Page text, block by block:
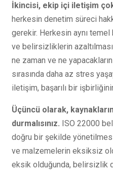
İkincisi, ekip içi iletişim
herkesin denetim süreci
gerekir. Herkesin aynı temel
ve belirsizliklerin
ne zaman ve ne
sırasında daha az stres
iletişim, başarılı bir
Üçüncü olarak,
durmalısınız. ISO 22000
doğru bir şekilde
ve malzemelerin eksiksiz
eksik olduğunda, belirsizlik